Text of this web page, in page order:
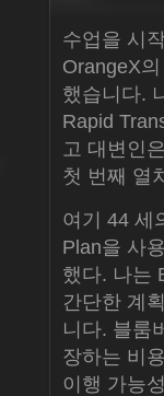
수업을 시
OrangeX
했습니다.
Rapid
고 대변인
첫 번째 열
여기 44 세
Plan을 사
했다. 나는
간단한 계
니다. 블룸
장하는 비
이행 가능